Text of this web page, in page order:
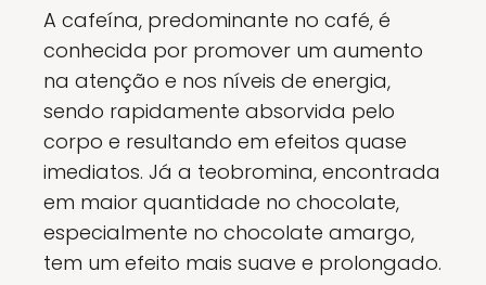
A cafeína, predominante no café, é
conhecida por promover um aumento
na atenção e nos níveis de energia,
sendo rapidamente absorvida pelo
corpo e resultando em efeitos quase
imediatos. Já a teobromina, encontrada
em maior quantidade no chocolate,
especialmente no chocolate amargo,
tem um efeito mais suave e prolongado.